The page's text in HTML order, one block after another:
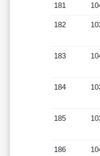
181
182
183
184
185
186